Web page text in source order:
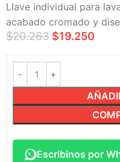
Llave individual para
acabado cromado y
$20.263 $19.250
Escribinos por